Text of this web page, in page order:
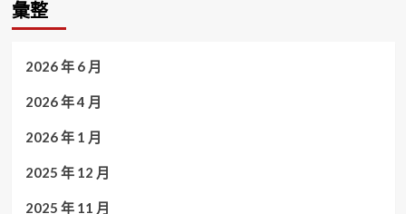
彙整
2026 年 6 月
2026 年 4 月
2026 年 1 月
2025 年 12 月
2025 年 11 月